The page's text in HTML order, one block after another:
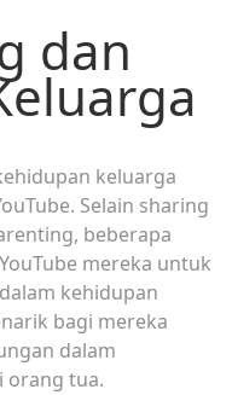
dan
keluarga
Selain sharing
beberapa
mereka untuk
kehidupan
bagi mereka
dalam
orang tua.